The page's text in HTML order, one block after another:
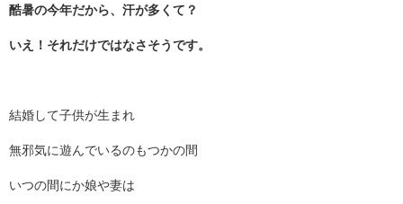
酷暑の今年だから、汗が多くて？
いえ！それだけではなさそうです。
結婚して子供が生まれ
無邪気に遊んでいるのもつかの間
いつの間にか娘や妻は